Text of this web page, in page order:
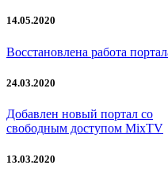
14.05.2020
Восстановлена работа
24.03.2020
Добавлен новый портал со
свободным доступом MixTV
13.03.2020